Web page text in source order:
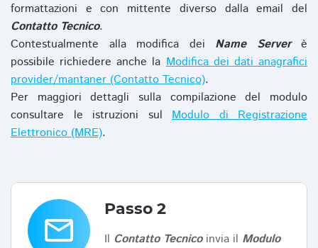
formattazioni e con mittente diverso dalla email del
Contatto Tecnico.
Contestualmente alla modifica dei Name Serverè
possibile richiedere anche laModifica dei dati anagrafici
provider/mantaner (Contatto Tecnico).
Per maggiori dettagli sulla compilazione del modulo
consultare le istruzioni sul Modulo di Registrazione
Elettronico (MRE).
email
Passo 2
Il Contatto Tecnicoinvia il Modulo